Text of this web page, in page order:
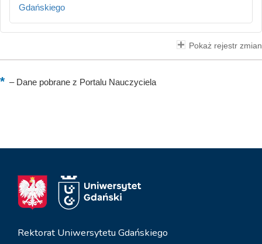
Gdańskiego
Pokaż rejestr zmian
–Dane pobrane z Portalu Nauczyciela
Rektorat Uniwersytetu Gdańskiego